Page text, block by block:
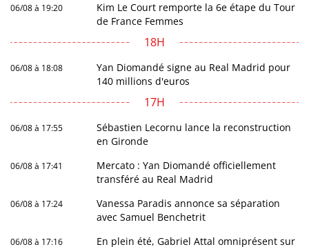
06/08 à 19:20
Kim Le Court remporte la 6e étape du Tour
de France Femmes
18H
06/08 à 18:08
Yan Diomandé signe au Real Madrid pour
140 millions d'euros
17H
06/08 à 17:55
Sébastien Lecornu lance la reconstruction
en Gironde
06/08 à 17:41
Mercato : Yan Diomandé officiellement
transféré au Real Madrid
06/08 à 17:24
Vanessa Paradis annonce sa séparation
avec Samuel Benchetrit
06/08 à 17:16
En plein été, Gabriel Attal omniprésent sur